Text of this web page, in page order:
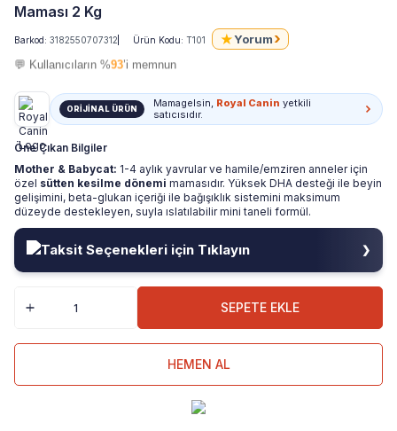
Maması 2 Kg
Barkod: 3182550707312 Ürün Kodu: T101 ★Yorum›
💬 Kullanıcıların % 93’i memnun
ORİJİNAL ÜRÜN Mamagelsin, Royal Canin yetkili
satıcısıdır.
Öne Çıkan Bilgiler
Mother & Babycat: 1-4 aylık yavrular ve hamile/emziren anneler için
özel sütten kesilme dönemi mamasıdır. Yüksek DHA desteği ile beyin
gelişimini, beta-glukan içeriği ile bağışıklık sistemini maksimum
düzeyde destekleyen, suyla ıslatılabilir mini taneli formül.
Taksit Seçenekleri için Tıklayın ❯
SEPETE EKLE
HEMEN AL